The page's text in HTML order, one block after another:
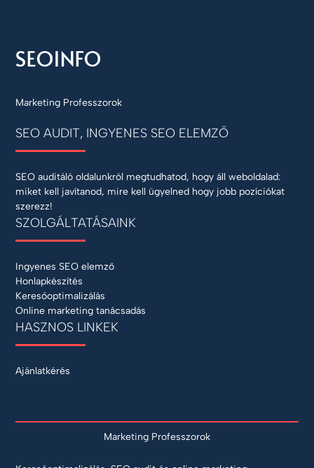
Marketing Professzorok
SEO AUDIT, INGYENES SEO ELEMZŐ
SEO auditáló oldalunkról megtudhatod, hogy áll weboldalad:
miket kell javítanod, mire kell ügyelned hogy jobb pozíciókat
szerezz!
SZOLGÁLTATÁSAINK
Ingyenes SEO elemző
Honlapkészítés
Keresőoptimalizálás
Online marketing tanácsadás
HASZNOS LINKEK
Ajánlatkérés
Marketing Professzorok